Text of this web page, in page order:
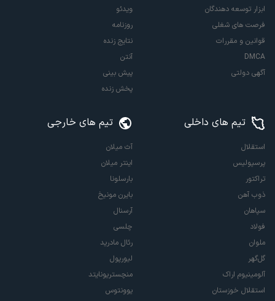
ابزار توسعه دهندگان
فرصت های شغلی
قوانین و مقررات
DMCA
آگهی دولتی
ویدئو
روزنامه
نتایج زنده
آنتن
پیش بینی
پخش زنده
تیم های داخلی
استقلال
پرسپولیس
تراکتور
ذوب آهن
سپاهان
فولاد
ملوان
گل‌گهر
آلومینیوم اراک
استقلال خوزستان
تیم های خارجی
آث میلان
اینتر میلان
بارسلونا
بایرن مونیخ
آرسنال
چلسی
رئال مادرید
لیورپول
منچستریونایتد
یوونتوس